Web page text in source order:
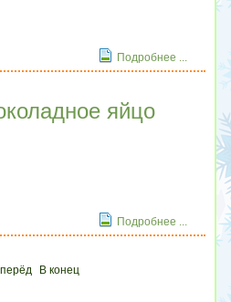
Подробнее ...
яйцо
Подробнее ...
В конец